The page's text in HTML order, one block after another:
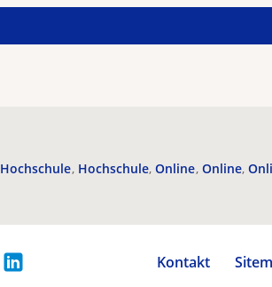
Hochschule Hochschule Online Online
Kontakt